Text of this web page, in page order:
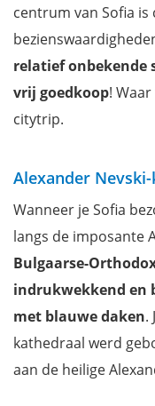
Pirin National Park
Het Rila Gebergte
Rozenvallei
Thracische graftombe
Melnik
Nationale park
Waterval van Raiskoto
Veliko Tarnovo
Buzludzha Monument
Rhodopegebergte en
centrum van Sofia
relatief onbekende
vrij goedkoop!
citytrip.
Alexander
Wanneer je Sofia
langs de imposante
Bulgaarse-
indrukwekkend en
met blauwe daken.
kathedraal werd
aan de heilige